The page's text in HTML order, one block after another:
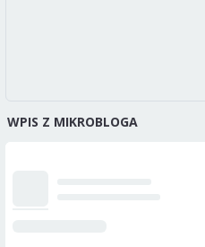
WPIS Z MIKROBLOGA